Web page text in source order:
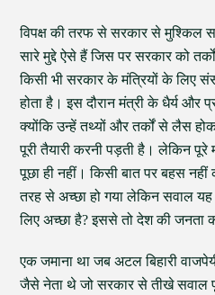
विपक्ष की तरफ से सरकार से
सारे मुद्दे ऐसे हैं जिस पर सरकार को
किसी भी सरकार के मंत्रियों के लिए
होता है। इस दौरान मंत्री के धैर्य और
क्योंकि उन्हें तथ्यों और तर्कों से लैस
पूरी तैयारी करनी पड़ती है। लेकिन पूरे
पूछा ही नहीं। किसी बात पर बहस
तरह से अच्छा हो गया लेकिन सवाल
लिए अच्छा है? इससे तो देश की जनता
एक जमाना था जब अटल बिहारी
जैसे नेता थे जो सरकार से तीखे सवाल